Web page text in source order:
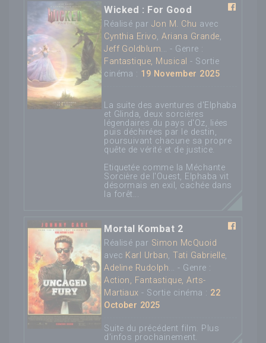
Wicked : For Good
Réalisé par Jon M. Chu avec
Cynthia Erivo,Ariana Grande,
Jeff Goldblum... - Genre :
Fantastique, Musical - Sortie
cinéma : 19 November 2025
La suite des aventures d'Elphaba
et Glinda, deux sorcières
légendaires du pays d'Oz, liées
puis déchirées par le destin,
poursuivant chacune sa propre
quête de vérité et de justice.
Etiquetée comme la Méchante
Sorcière de l'Ouest, Elphaba vit
désormais en exil, cachée dans
la forêt...
Mortal Kombat 2
Réalisé par Simon McQuoid
avec Karl Urban,Tati Gabrielle,
Adeline Rudolph... - Genre :
Action, Fantastique, Arts-
Martiaux - Sortie cinéma : 22
October 2025
Suite du précédent film. Plus
d'infos prochainement.